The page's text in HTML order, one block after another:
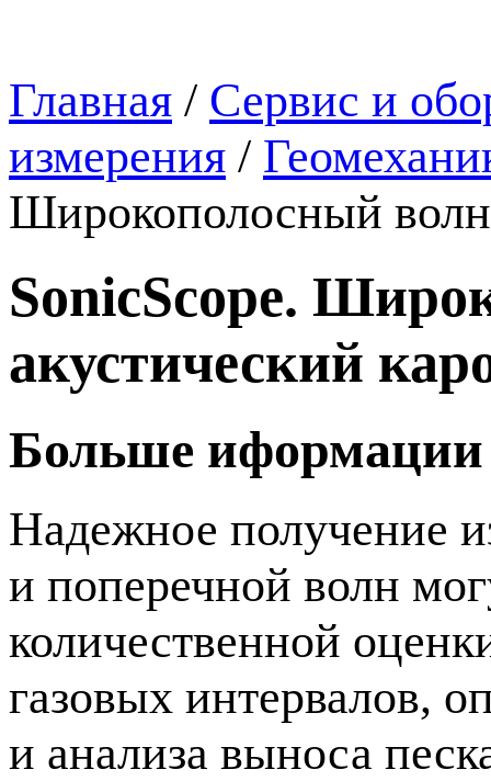
Главная / Сервис и
измерения /
Широкополосный
SonicScope.
акустический
Больше иформации
Надежное получение
и поперечной волн
количественной
газовых интервалов,
и анализа выноса